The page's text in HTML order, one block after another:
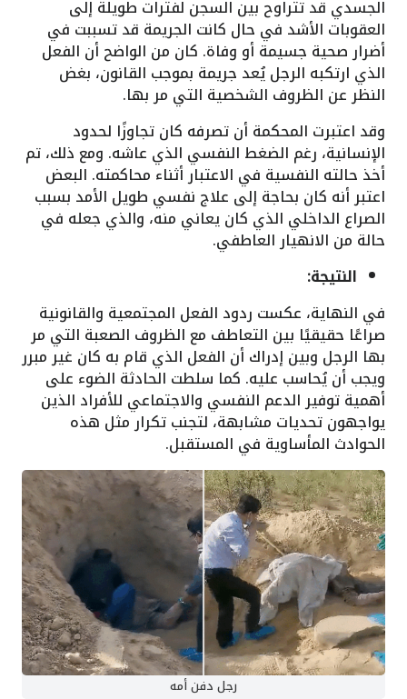
الجسدي قد تتراوح بين السجن لفترات طويلة إلى
العقوبات الأشد في حال كانت الجريمة قد تسببت في
أضرار صحية جسيمة أو وفاة. كان من الواضح أن الفعل
الذي ارتكبه الرجل يُعد جريمة بموجب القانون، بغض
النظر عن الظروف الشخصية التي مر بها.
وقد اعتبرت المحكمة أن تصرفه كان تجاوزًا لحدود
الإنسانية، رغم الضغط النفسي الذي عاشه. ومع ذلك، تم
أخذ حالته النفسية في الاعتبار أثناء محاكمته. البعض
اعتبر أنه كان بحاجة إلى علاج نفسي طويل الأمد بسبب
الصراع الداخلي الذي كان يعاني منه، والذي جعله في
حالة من الانهيار العاطفي.
النتيجة:
في النهاية، عكست ردود الفعل المجتمعية والقانونية
صراعًا حقيقيًا بين التعاطف مع الظروف الصعبة التي مر
بها الرجل وبين إدراك أن الفعل الذي قام به كان غير مبرر
ويجب أن يُحاسب عليه. كما سلطت الحادثة الضوء على
أهمية توفير الدعم النفسي والاجتماعي للأفراد الذين
يواجهون تحديات مشابهة، لتجنب تكرار مثل هذه
الحوادث المأساوية في المستقبل.
رجل دفن أمه